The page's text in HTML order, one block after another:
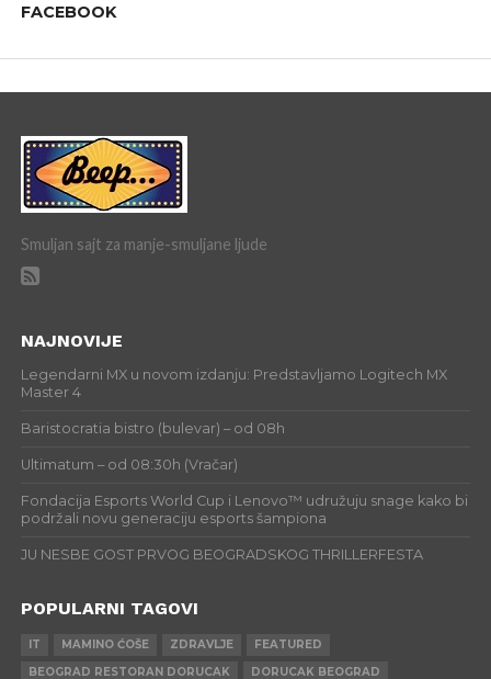
FACEBOOK
Smuljan sajt za manje-smuljane ljude
NAJNOVIJE
Legendarni MX u novom izdanju: Predstavljamo Logitech MX
Master 4
Baristocratia bistro (bulevar) – od 08h
Ultimatum – od 08:30h (Vračar)
Fondacija Esports World Cup i Lenovo™ udružuju snage kako bi
podržali novu generaciju esports šampiona
JU NESBE GOST PRVOG BEOGRADSKOG THRILLERFESTA
POPULARNI TAGOVI
IT MAMINO ĆOŠE ZDRAVLJE
FEATURED
BEOGRAD RESTORAN DORUCAK
DORUCAK BEOGRAD